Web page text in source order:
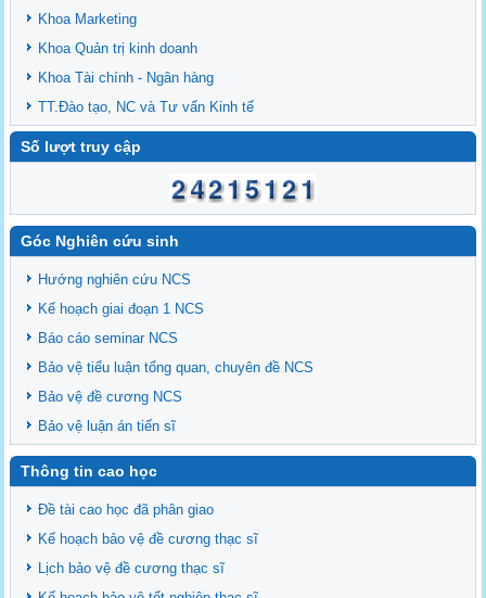
Khoa Marketing
Khoa Quản trị kinh doanh
Khoa Tài chính - Ngân hàng
TT.Đào tạo, NC và Tư vấn Kinh tế
Số lượt truy cập
Góc Nghiên cứu sinh
Hướng nghiên cứu NCS
Kế hoạch giai đoạn 1 NCS
Báo cáo seminar NCS
Bảo vệ tiểu luận tổng quan, chuyên đề NCS
Bảo vệ đề cương NCS
Bảo vệ luận án tiến sĩ
Thông tin cao học
Đề tài cao học đã phân giao
Kế hoạch bảo vệ đề cương thạc sĩ
Lịch bảo vệ đề cương thạc sĩ